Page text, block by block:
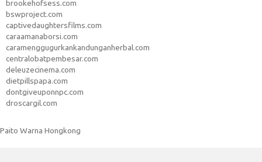
brookehofsess.com
bswproject.com
captivedaughtersfilms.com
caraamanaborsi.com
caramenggugurkankandunganherbal.com
centralobatpembesar.com
deleuzecinema.com
dietpillspapa.com
dontgiveuponnpc.com
droscargil.com
Paito Warna Hongkong